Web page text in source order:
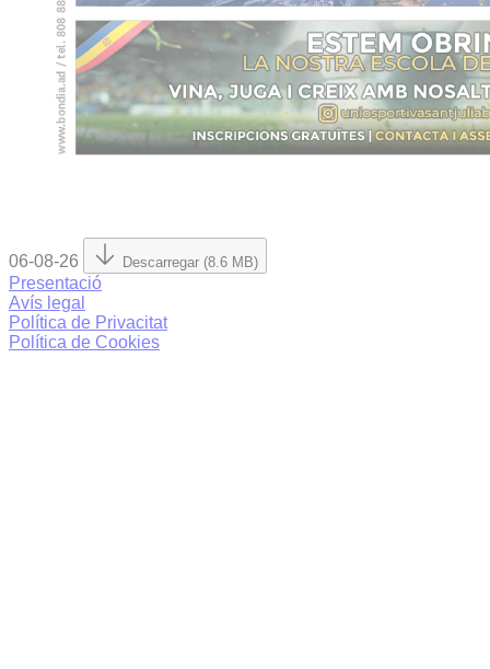
06-08-26 Descarregar (8.6 MB)
Presentació
Avís legal
Política de Privacitat
Política de Cookies